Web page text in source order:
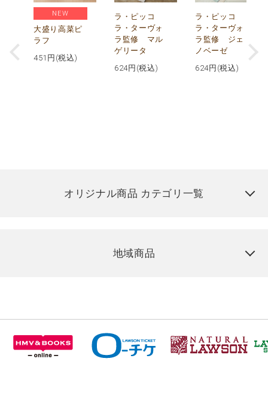
NEW
大盛り高菜ピ
ラフ
451 円(税込)
ラ・ピッコ
ラ・ターヴォ
ラ監修 マル
ゲリータ
624円(税込)
ラ・ピッコ
ラ・ターヴォ
ラ監修 ジェ
ノベーゼ
624円(税込)
オリジナル商品 カテゴリ一覧
地域商品